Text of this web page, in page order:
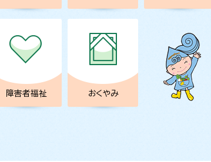
障害者福祉 おくやみ